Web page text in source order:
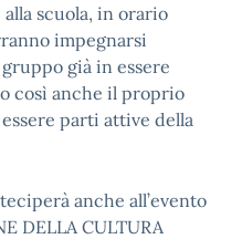
scuola, in orario
impegnarsi
già in essere
così anche il proprio
parti attive della
anche all’evento
DELLA CULTURA